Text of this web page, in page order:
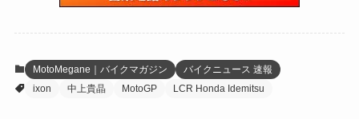
(27) (41)
(4)
MotoMegane｜バイクマガジン
バイクニュース 速報
ixon
中上貴晶 MotoGP LCR Honda Idemitsu